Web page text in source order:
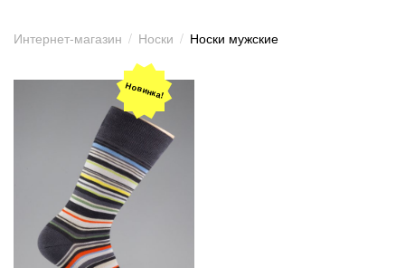
Интернет-магазин / Носки / Носки мужские
Новинка!